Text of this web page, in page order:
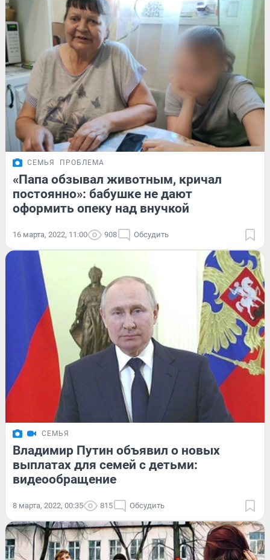
СЕМЬЯ ПРОБЛЕМА
«Папа обзывал животным, кричал
постоянно»: бабушке не дают
оформить опеку над внучкой
16 марта, 2022, 11:00 908 Обсудить
СЕМЬЯ
Владимир Путин объявил о новых
выплатах для семей с детьми:
видеообращение
8 марта, 2022, 00:35 815 Обсудить